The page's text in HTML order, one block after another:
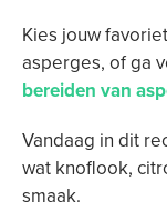
Kies jouw
asperges, of ga
bereiden van
Vandaag in dit
wat knoflook,
smaak.